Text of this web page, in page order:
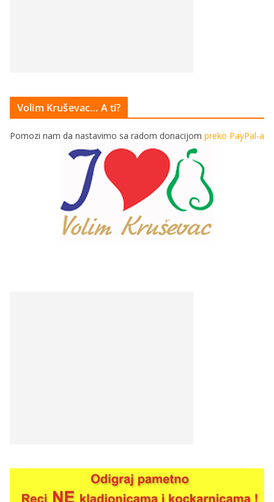
Volim Kruševac… A ti?
Pomozi nam da nastavimo sa radom donacijom preko PayPal-a